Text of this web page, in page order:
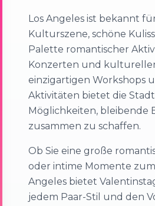
Los Angeles ist bekannt
Kulturszene, schöne
Palette romantischer
Konzerten und
einzigartigen Workshops
Aktivitäten bietet die
Möglichkeiten, bleibende
zusammen zu schaffen.
Ob Sie eine große
oder intime Momente
Angeles bietet
jedem Paar-Stil und den